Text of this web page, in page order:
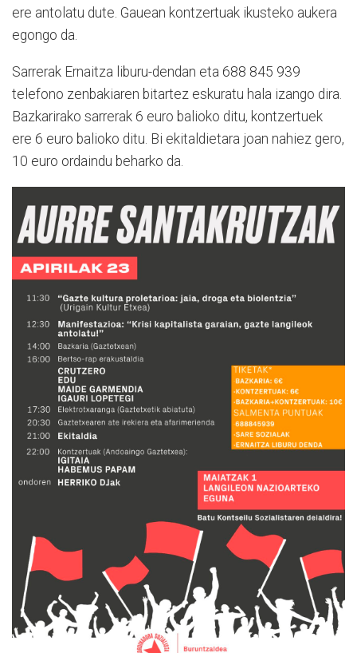
ere antolatu dute. Gauean kontzertuak ikusteko aukera
egongo da.
Sarrerak Ernaitza liburu-dendan eta 688 845 939
telefono zenbakiaren bitartez eskuratu hala izango dira.
Bazkarirako sarrerak 6 euro balioko ditu, kontzertuek
ere 6 euro balioko ditu. Bi ekitaldietara joan nahiez gero,
10 euro ordaindu beharko da.